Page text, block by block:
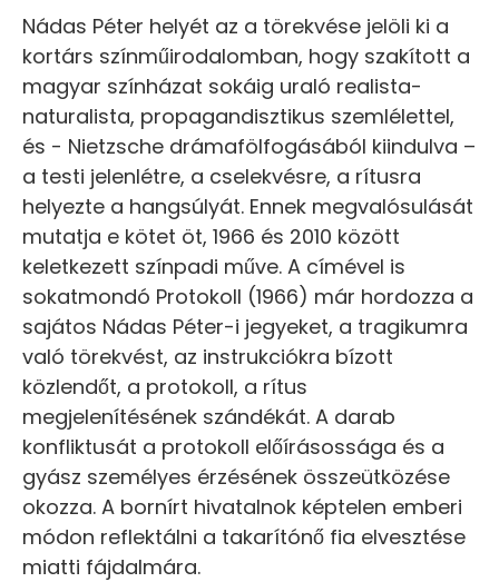
Nádas Péter helyét az a törekvése jelöli ki a
kortárs színműirodalomban, hogy szakított a
magyar színházat sokáig uraló realista-
naturalista, propagandisztikus szemlélettel,
és - Nietzsche drámafölfogásából kiindulva –
a testi jelenlétre, a cselekvésre, a rítusra
helyezte a hangsúlyát. Ennek megvalósulását
mutatja e kötet öt, 1966 és 2010 között
keletkezett színpadi műve. A címével is
sokatmondó Protokoll (1966) már hordozza a
sajátos Nádas Péter-i jegyeket, a tragikumra
való törekvést, az instrukciókra bízott
közlendőt, a protokoll, a rítus
megjelenítésének szándékát. A darab
konfliktusát a protokoll előírásossága és a
gyász személyes érzésének összeütközése
okozza. A bornírt hivatalnok képtelen emberi
módon reflektálni a takarítónő fia elvesztése
miatti fájdalmára.